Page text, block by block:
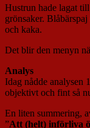
Hustrun hade lagat
grönsaker.
och kaka.
Det blir den menyn
Analys
Idag nådde analysen
objektivt och fint så
En liten summering,
”Att (helt) införliva